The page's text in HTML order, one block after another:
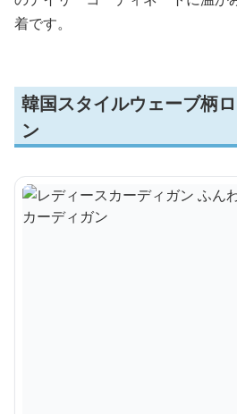
着です。
韓国スタイルウェーブ柄
ン